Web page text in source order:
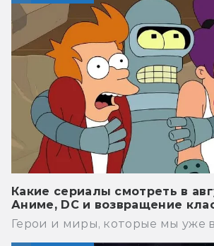
Какие сериалы смотреть в
Аниме, DC и возвращение
Герои и миры, которые мы уже